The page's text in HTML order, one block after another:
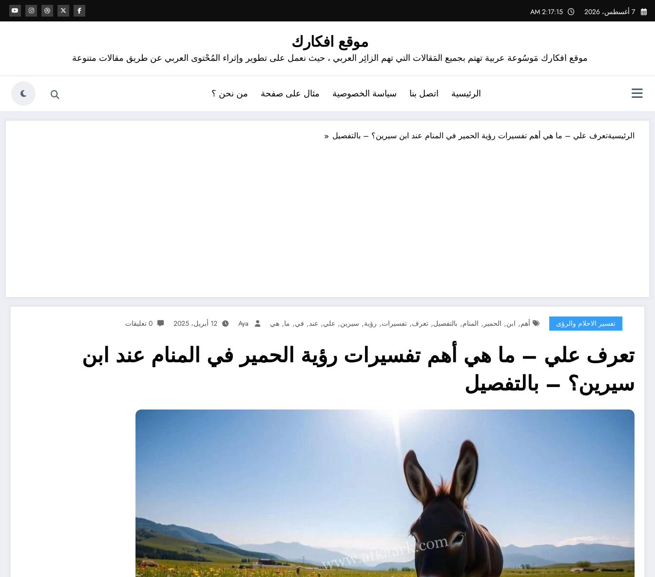
التجاوز
إلى
7 أغسطس، 2026 2:17:16 AM
موقع افكارك
موقع افكارك مَوسُوعة عربية تهتم بجميع المَقالات التي تهم الزائِر العربي ، حيث نعمل على تطوير وإثراء المُحْتوى العربي عن طريق مقالات متنوعة
الرئيسية اتصل بنا سياسة الخصوصية مثال على صفحة من نحن ؟
الرئيسيةتعرف علي – ما هي أهم تفسيرات رؤية الحمير في المنام عند ابن سيرين؟ – بالتفصيل
تفسير الاحلام والرؤى أهم, ابن, الحمير , المنام, بالتفصيل, تعرف, تفسيرات, رؤية, سيرين, علي, عند, في, ما, هي Aya 12 أبريل، 2025 0 تعليقات
تعرف علي – ما هي أهم تفسيرات رؤية الحمير في المنام عند ابن
سيرين؟ – بالتفصيل